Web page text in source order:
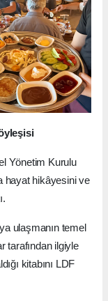
Yönetim Kurulu
hayat hikâyesini ve
ulaşmanın temel
tarafından ilgiyle
kitabını LDF